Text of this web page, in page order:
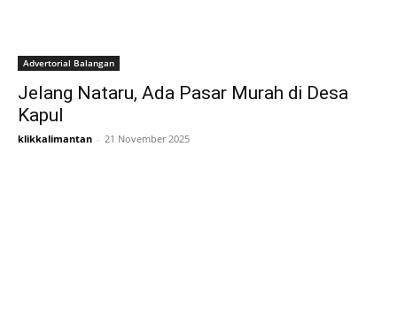
Advertorial Balangan
Jelang Nataru, Ada Pasar Murah di Desa
Kapul
klikkalimantan - 21 November 2025